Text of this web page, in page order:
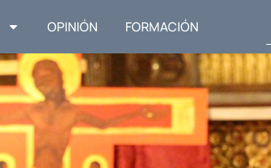
OPINIÓN FORMACIÓN